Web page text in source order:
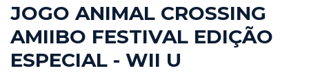
JOGO ANIMAL CROSSING
AMIIBO FESTIVAL EDIÇÃO
ESPECIAL - WII U